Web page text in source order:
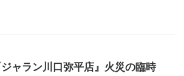
ジャラン川口弥平店』火災の臨時